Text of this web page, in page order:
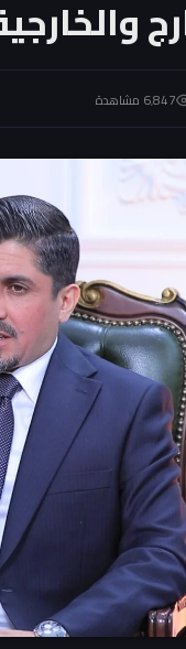
6٬847 مشاهدة